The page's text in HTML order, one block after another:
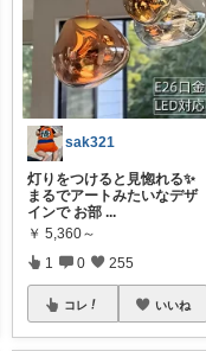
sak321
灯りをつけると見惚れる✨
まるでアートみたいなデザ
インで お部 ...
￥ 5,360～
1 0 255
コレ いいね